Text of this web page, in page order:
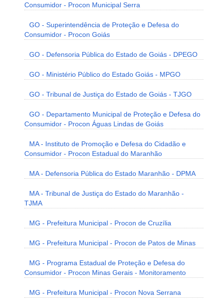
Consumidor - Procon Municipal Serra
GO - Superintendência de Proteção e Defesa do
Consumidor - Procon Goiás
GO - Defensoria Pública do Estado de Goiás - DPEGO
GO - Ministério Público do Estado Goiás - MPGO
GO - Tribunal de Justiça do Estado de Goiás - TJGO
GO - Departamento Municipal de Proteção e Defesa do
Consumidor - Procon Águas Lindas de Goiás
MA - Instituto de Promoção e Defesa do Cidadão e
Consumidor - Procon Estadual do Maranhão
MA - Defensoria Pública do Estado Maranhão - DPMA
MA - Tribunal de Justiça do Estado do Maranhão -
TJMA
MG - Prefeitura Municipal - Procon de Cruzília
MG - Prefeitura Municipal - Procon de Patos de Minas
MG - Programa Estadual de Proteção e Defesa do
Consumidor - Procon Minas Gerais - Monitoramento
MG - Prefeitura Municipal - Procon Nova Serrana